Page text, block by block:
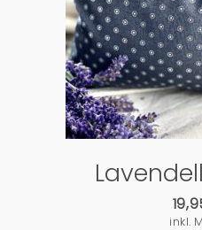
inkl.